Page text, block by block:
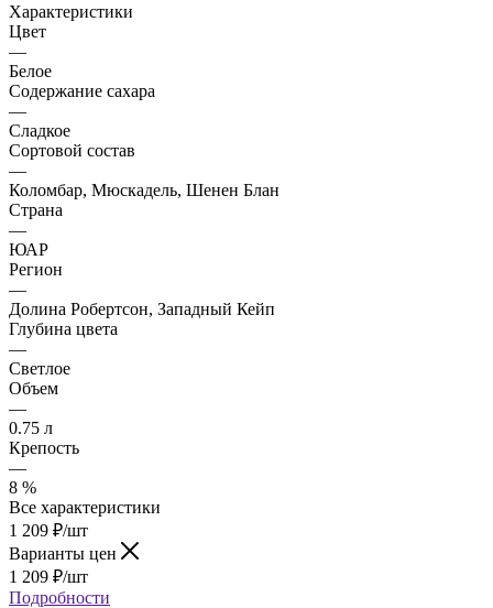
Характеристики
Цвет
—
Белое
Содержание сахара
—
Сладкое
Сортовой состав
—
Коломбар, Мюскадель, Шенен Блан
Страна
—
ЮАР
Регион
—
Долина Робертсон, Западный Кейп
Глубина цвета
—
Светлое
Объем
—
0.75 л
Крепость
—
8 %
Все характеристики
1 209 ₽/шт
Варианты цен
1 209 ₽/шт
Подробности